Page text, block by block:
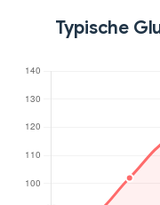
Typische